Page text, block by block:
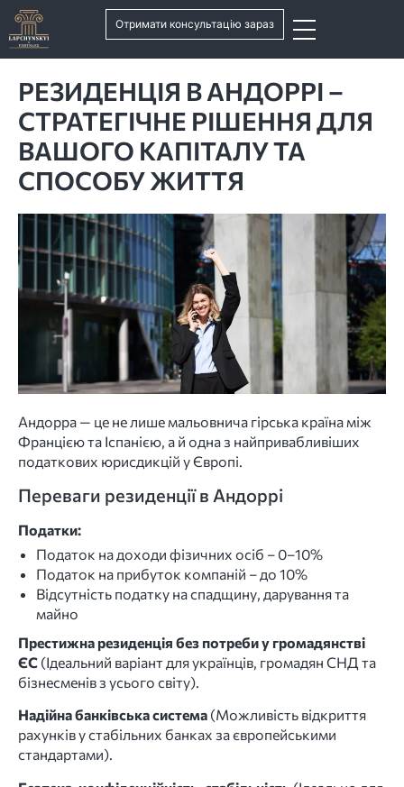
Отримати консультацію зараз
РЕЗИДЕНЦІЯ В АНДОРРІ –
СТРАТЕГІЧНЕ РІШЕННЯ ДЛЯ
ВАШОГО КАПІТАЛУ ТА
СПОСОБУ ЖИТТЯ
Андорра — це не лише мальовнича гірська країна між
Францією та Іспанією, а й одна з найпривабливіших
податкових юрисдикцій у Європі.
Переваги резиденції в Андоррі
Податки:
Податок на доходи фізичних осіб – 0–10%
Податок на прибуток компаній – до 10%
Відсутність податку на спадщину, дарування та
майно
Престижна резиденція без потреби у громадянстві
ЄС (Ідеальний варіант для українців, громадян СНД та
бізнесменів з усього світу).
Надійна банківська система (Можливість відкриття
рахунків у стабільних банках за європейськими
стандартами).